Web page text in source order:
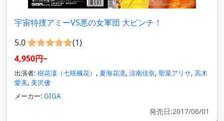
宇宙特捜アミーVS悪の女軍団 大ピンチ！
5.0
(1)
4,950円~
出演者: 樹花凜（七咲楓花） , 夏海花凛, 涼南佳奈, 聖菜アリサ, 高木
愛美, 美沢優
メーカー: GIGA
発売日:2017/06/01